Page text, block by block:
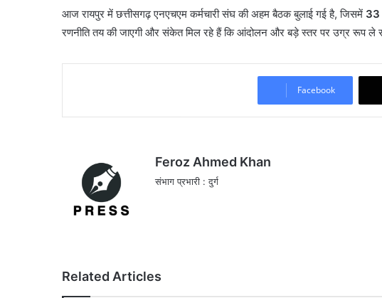
आज रायपुर में छत्तीसगढ़ एनएचएम कर्मचारी संघ की अहम बैठक बुलाई गई है, जिसमें 33
रणनीति तय की जाएगी और संकेत मिल रहे हैं कि आंदोलन और बड़े स्तर पर उग्र रूप ले
Facebook
Feroz Ahmed Khan
संभाग प्रभारी : दुर्ग
Related Articles